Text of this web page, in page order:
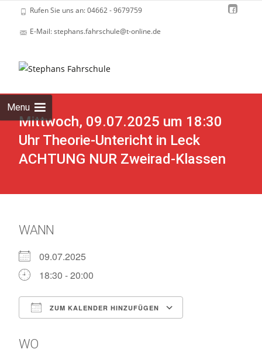
Rufen Sie uns an: 04662 - 9679759
E-Mail: stephans.fahrschule@t-online.de
Menu
Mittwoch, 09.07.2025 um 18:30
Uhr Theorie-Untericht in Leck
ACHTUNG NUR Zweirad-Klassen
WANN
09.07.2025
18:30 - 20:00
ZUM KALENDER HINZUFÜGEN
WO